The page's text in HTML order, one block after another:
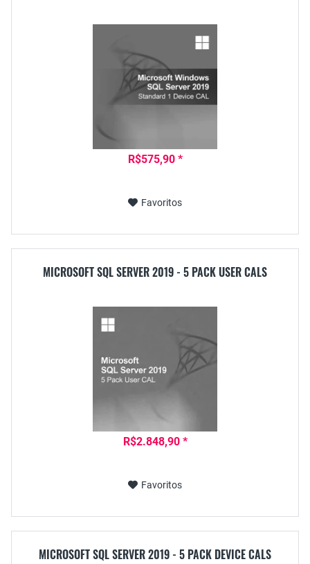
R$575,90 *
Favoritos
MICROSOFT SQL SERVER 2019 - 5 PACK USER CALS
R$2.848,90 *
Favoritos
MICROSOFT SQL SERVER 2019 - 5 PACK DEVICE CALS